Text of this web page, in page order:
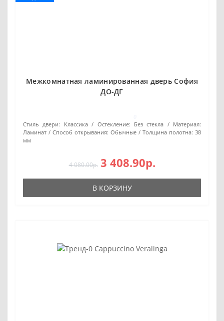
Межкомнатная ламинированная дверь София
ДО-ДГ
Стиль двери:
Классика Остекление: Без стекла
Материал:
Ламинат
Способ открывания: Обычные Толщина полотна: 38
мм
4 080.00р. 3 408.90р.
В КОРЗИНУ